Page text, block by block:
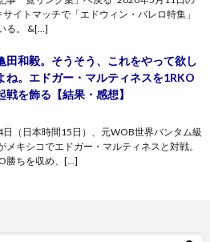
イトマッチで「エドウィン・バレロ特集」
る。 &[…]
田和毅。そうそう、これをやって欲し
ね。エドガー・マルティネスを1RKO
戦を飾る【結果・感想】
（日本時間15日）、元WOB世界バンタム級
メキシコでエドガー・マルティネスと対戦。
勝ちを収め、[…]